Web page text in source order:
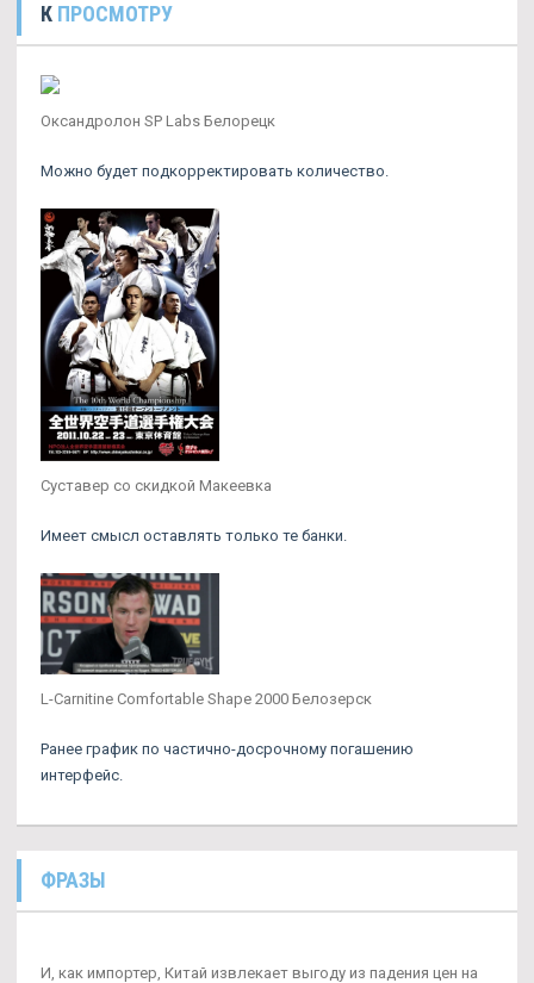
К ПРОСМОТРУ
Оксандролон SP Labs Белорецк
Можно будет подкорректировать количество.
Суставер со скидкой Макеевка
Имеет смысл оставлять только те банки.
L-Carnitine Comfortable Shape 2000 Белозерск
Ранее график по частично-досрочному погашению
интерфейс.
ФРАЗЫ
И, как импортер, Китай извлекает выгоду из падения цен на